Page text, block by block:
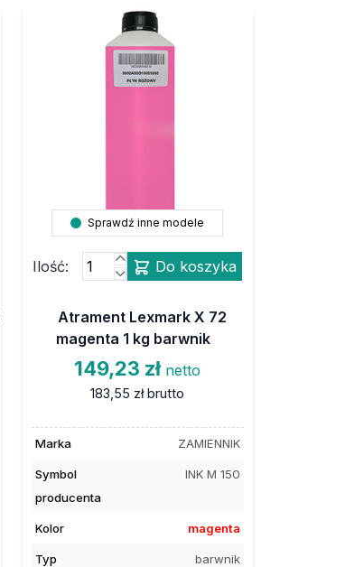
Sprawdź inne modele
Ilość: Do koszyka
Atrament Lexmark X 72
magenta 1 kg barwnik
149,23 zł netto
183,55 zł brutto
Marka ZAMIENNIK
Symbol
producenta
INK M 150
Kolor magenta
Typ barwnik